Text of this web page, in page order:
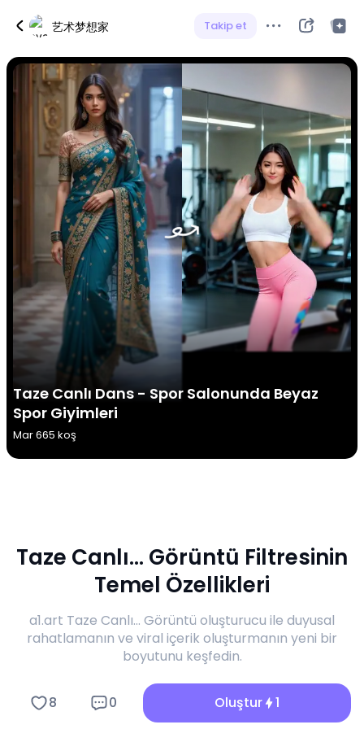
艺术梦想家 Takip et
Taze Canlı Dans - Spor Salonunda Beyaz
Spor Giyimleri
Mar 665 koş
Taze Canlı... Görüntü Filtresinin
Temel Özellikleri
a1.art Taze Canlı... Görüntü oluşturucu ile duyusal
rahatlamanın ve viral içerik oluşturmanın yeni bir
boyutunu keşfedin.
8 0 Oluştur 1